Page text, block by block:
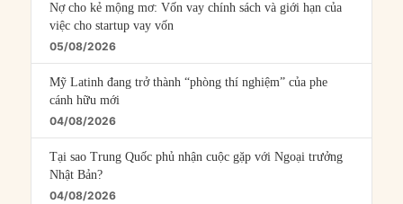
Nợ cho kẻ mộng mơ: Vốn vay chính sách và giới hạn của
việc cho startup vay vốn
05/08/2026
Mỹ Latinh đang trở thành “phòng thí nghiệm” của phe
cánh hữu mới
04/08/2026
Tại sao Trung Quốc phủ nhận cuộc gặp với Ngoại trưởng
Nhật Bản?
04/08/2026